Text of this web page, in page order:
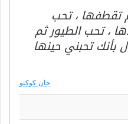
تقطفها ، تحب
، تحب الطيور ثم
تحبني حينها
جان كوكتو